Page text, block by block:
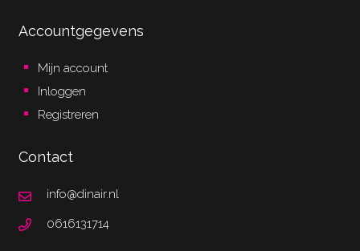
Accountgegevens
Mijn account
Inloggen
Registreren
Contact
info@dinair.nl
0616131714